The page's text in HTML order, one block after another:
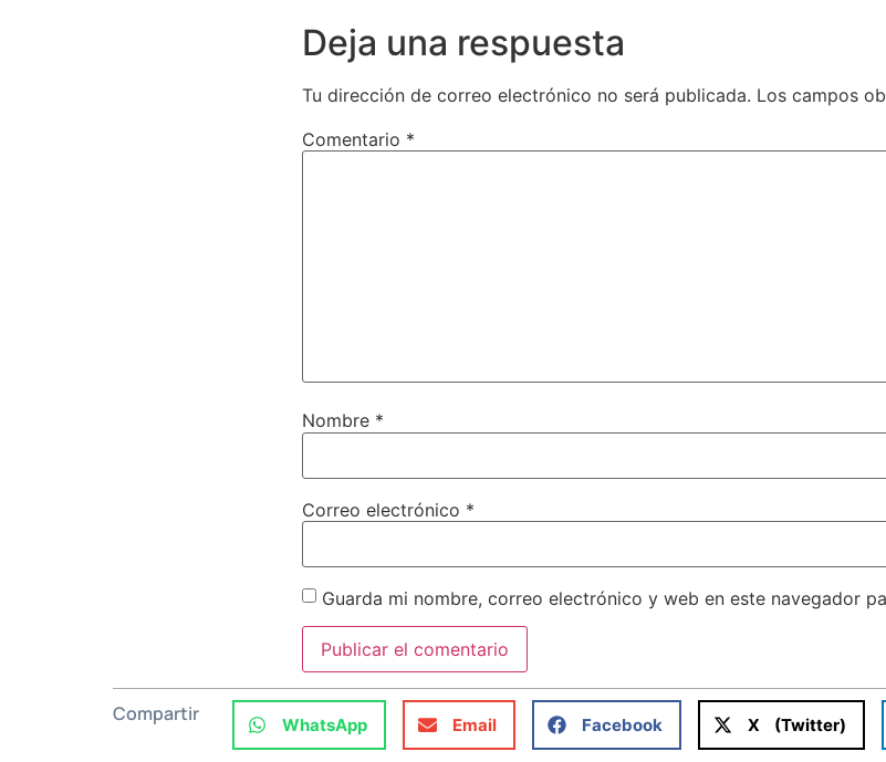
Deja una respuesta
Tu dirección de correo electrónico no será publicada. Los campos
Comentario *
Nombre *
Correo electrónico *
Guarda mi nombre, correo electrónico y web en este navegador
Compartir WhatsApp Email Facebook X (Twitter)